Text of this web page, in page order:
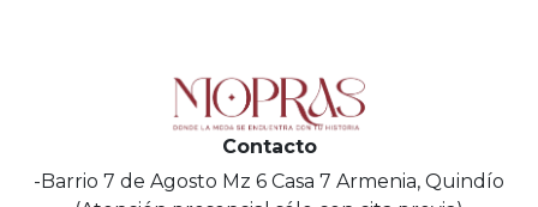
Contacto
-Barrio 7 de Agosto Mz 6 Casa 7 Armenia, Quindío